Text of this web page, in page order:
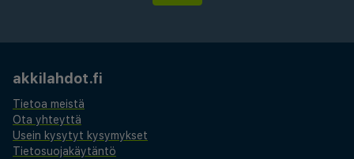
akkilahdot.fi
Tietoa meistä
Ota yhteyttä
Usein kysytyt kysymykset
Tietosuojakäytäntö